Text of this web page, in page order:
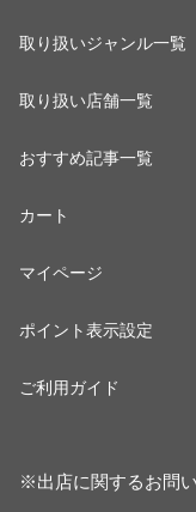
取り扱いジャンル一覧
取り扱い店舗一覧
おすすめ記事一覧
カート
マイページ
ポイント表示設定
ご利用ガイド
※出店に関するお問